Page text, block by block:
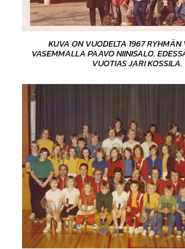
KUVA ON VUODELTA 1967
VASEMMALLA PAAVO NIINISALO.